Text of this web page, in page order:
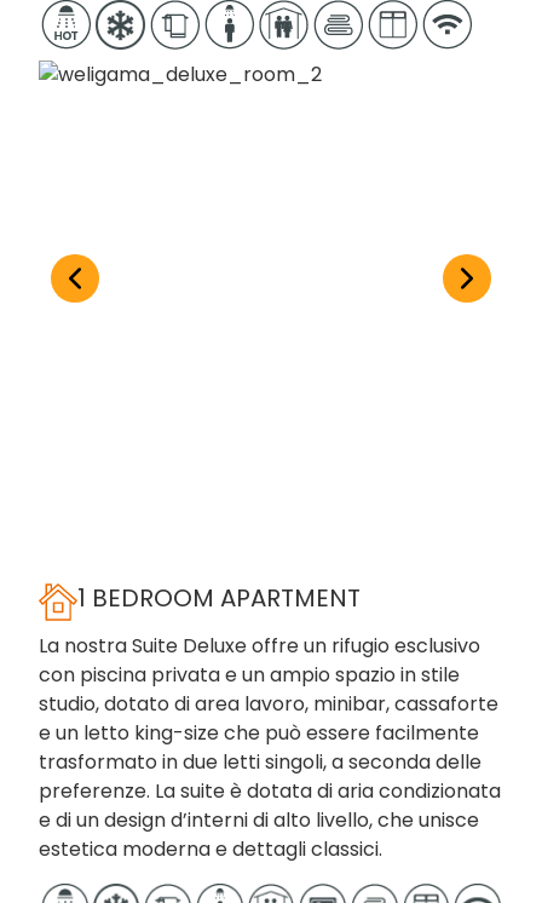
1 BEDROOM APARTMENT
La nostra Suite Deluxe offre un rifugio esclusivo
con piscina privata e un ampio spazio in stile
studio, dotato di area lavoro, minibar, cassaforte
e un letto king-size che può essere facilmente
trasformato in due letti singoli, a seconda delle
preferenze. La suite è dotata di aria condizionata
e di un design d’interni di alto livello, che unisce
estetica moderna e dettagli classici.